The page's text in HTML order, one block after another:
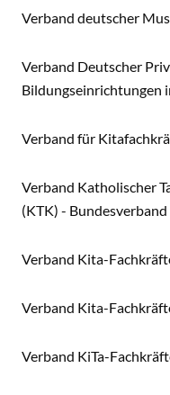
Verband deutscher
Verband Deutscher
Bildungseinrichtungen
Verband für
Verband Katholischer
(KTK) - Bundesverband
Verband Kita-
Verband Kita-
Verband KiTa-